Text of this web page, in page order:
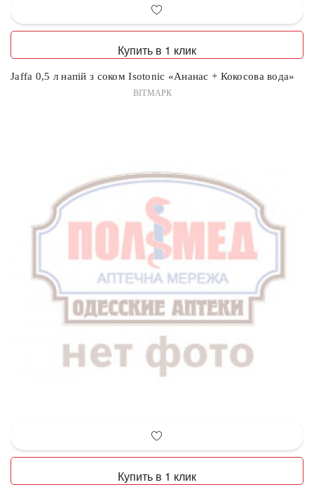
Купить в 1 клик
Jaffa 0,5 л напій з соком Isotonic «Ананас + Кокосова вода»
ВІТМАРК
Купить в 1 клик